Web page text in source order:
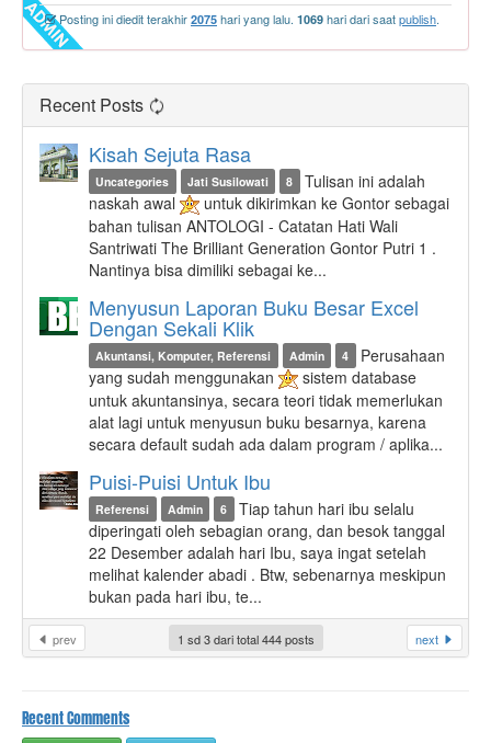
Posting ini diedit terakhir 2075 hari yang lalu. 1069 hari dari saatpublish.
Recent Posts
Kisah Sejuta Rasa
Uncategories Jati Susilowati 8
Tulisan ini adalah
naskah awal
untuk dikirimkan ke Gontor sebagai
bahan tulisan ANTOLOGI - Catatan Hati Wali
Santriwati The Brilliant Generation Gontor Putri 1 .
Nantinya bisa dimiliki sebagai ke...
Menyusun Laporan Buku Besar Excel
Dengan Sekali Klik
Akuntansi, Komputer, Referensi Admin 4
Perusahaan
yang sudah menggunakan
sistem database
untuk akuntansinya, secara teori tidak memerlukan
alat lagi untuk menyusun buku besarnya, karena
secara default sudah ada dalam program / aplika...
Puisi-Puisi Untuk Ibu
Referensi Admin 6
Tiap tahun hari ibu selalu
diperingati oleh sebagian orang, dan besok tanggal
22 Desember adalah hari Ibu, saya ingat setelah
melihat kalender abadi . Btw, sebenarnya meskipun
bukan pada hari ibu, te...
prev 1 sd 3 dari total 444 posts next
Recent Comments